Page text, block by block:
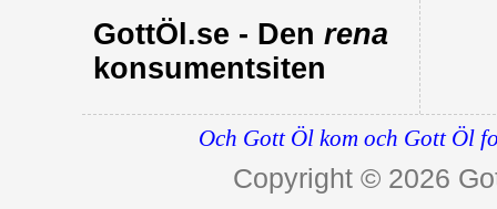
GottÖl.se - Den rena
konsumentsiten
Och Gott Öl kom och Gott Öl
Copyright © 2026